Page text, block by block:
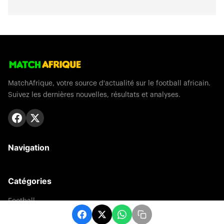
MatchAfrique, votre source d'actualité sur le football africain.
Suivez les dernières nouvelles, résultats et analyses.
Navigation
Catégories
Football